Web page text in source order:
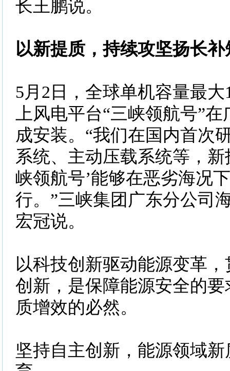
长王鹏说。
以新提质，持续攻坚扬长补
5月2日，全球单机容量最
上风电平台“三峡领航号”
成安装。“我们在国内首次
系统、主动压载系统等，新
峡领航号’能够在恶劣海况
行。”三峡集团广东分公司
宏冠说。
以科技创新驱动能源变革
创新，是保障能源安全的
质增效的必然。
坚持自主创新，能源领域